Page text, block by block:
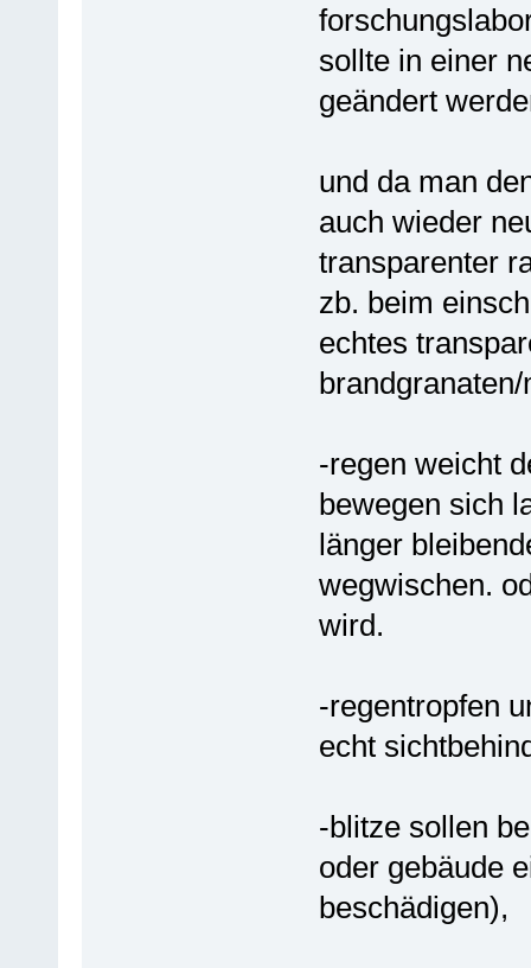
sollte in einer
geändert
und da man
auch wieder
transparenter
zb. beim
echtes
-regen weicht
bewegen sich
länger
wegwischen.
wird.
-regentropfen
echt
-blitze sollen
oder gebäude
beschädigen),